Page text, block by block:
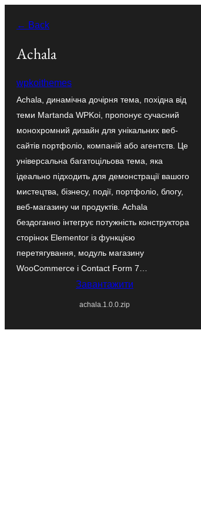
вмісту
← Back
Achala
wpkoithemes
Achala, динамічна дочірня тема, похідна від
теми Martanda WPKoi, пропонує сучасний
монохромний дизайн для унікальних веб-
сайтів портфоліо, компаній або агентств. Це
універсальна багатоцільова тема, яка
ідеально підходить для демонстрації вашого
мистецтва, бізнесу, події, портфоліо, блогу,
веб-магазину чи продуктів. Achala
бездоганно інтегрує потужність конструктора
сторінок Elementor із функцією
перетягування, модуль магазину
WooCommerce і Contact Form 7…
Завантажити
achala.1.0.0.zip